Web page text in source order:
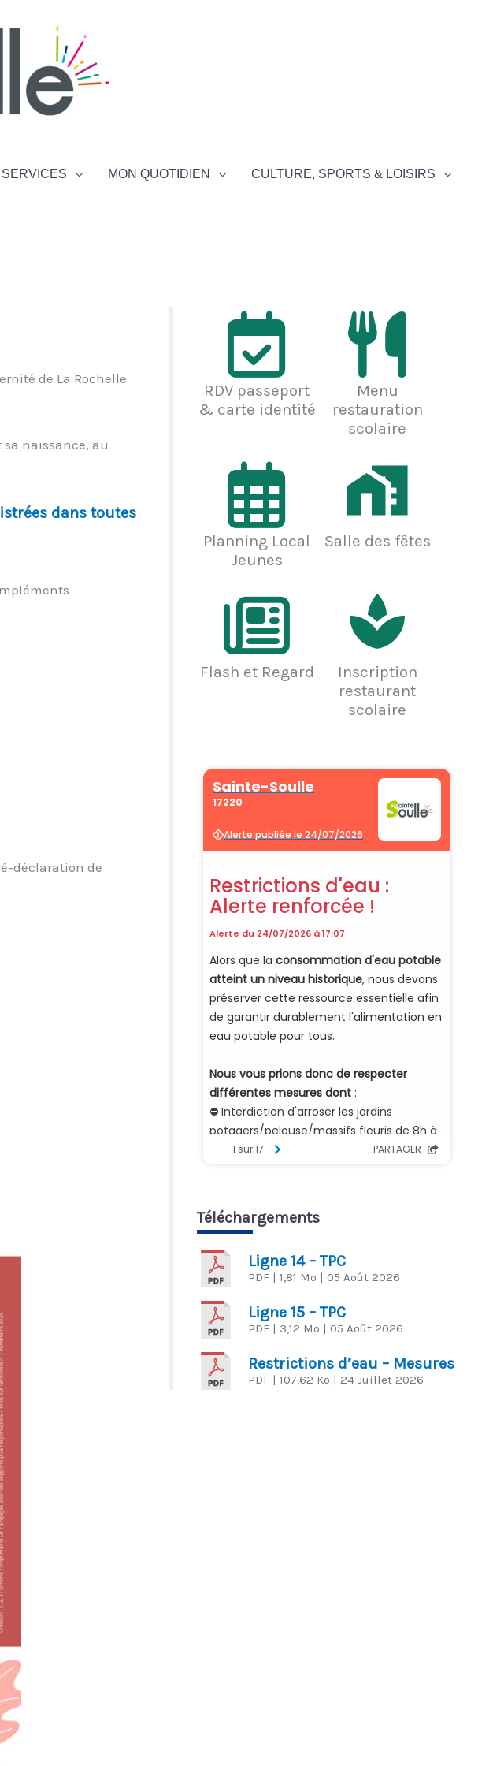
MON QUOTIDIEN CULTURE, SPORTS & LOISIRS
de La Rochelle
naissance, au
dans toutes
déclaration de
RDV passeport
& carte identité
Menu
restauration
scolaire
Planning Local
Jeunes
Salle des fêtes
Flash et Regard
Inscription
restaurant
scolaire
Téléchargements
Ligne 14 – TPC
PDF| 1,81 Mo | 05 Août 2026
Ligne 15 – TPC
PDF| 3,12 Mo | 05 Août 2026
Restrictions d’eau – Mesures
PDF| 107,62 Ko | 24 Juillet 2026